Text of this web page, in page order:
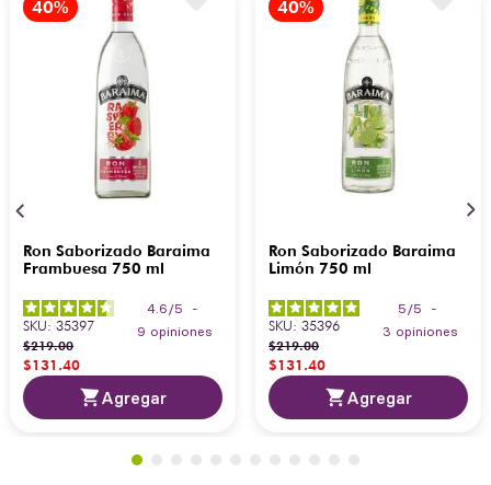
Ron Saborizado Baraima
Frambuesa 750 ml
4.6 /5
-
9 opiniones
SKU: 35397
$219.00
$131.40
Agregar
Ron Saborizado Baraima
Limón 750 ml
5 /5
-
3 opiniones
SKU: 35396
$219.00
$131.40
Agregar